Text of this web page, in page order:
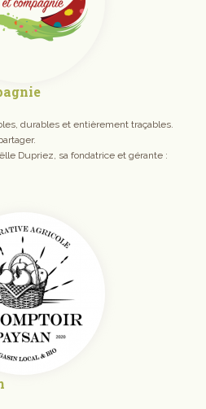
durables et entièrement traçables.
Dupriez, sa fondatrice et gérante :